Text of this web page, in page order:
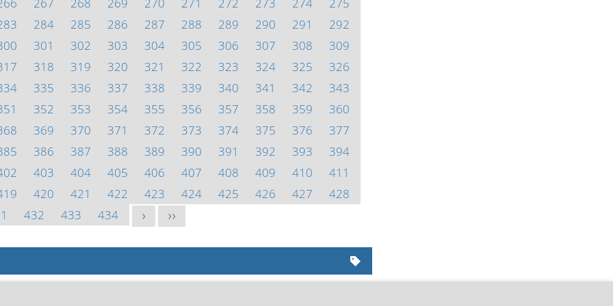
284 285 286 287 288 289 290 291
292
301 302 303 304 305 306 307 308
309
318 319 320 321 322 323 324 325
326
335 336 337 338 339 340 341 342
343
352 353 354 355 356 357 358 359
360
369 370 371 372 373 374 375 376
377
386 387 388 389 390 391 392 393
394
403 404 405 406 407 408 409 410
411
420 421 422 423 424 425 426 427
428
432 433 434 > >>